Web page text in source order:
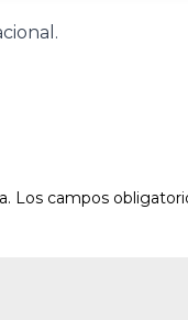
Los campos